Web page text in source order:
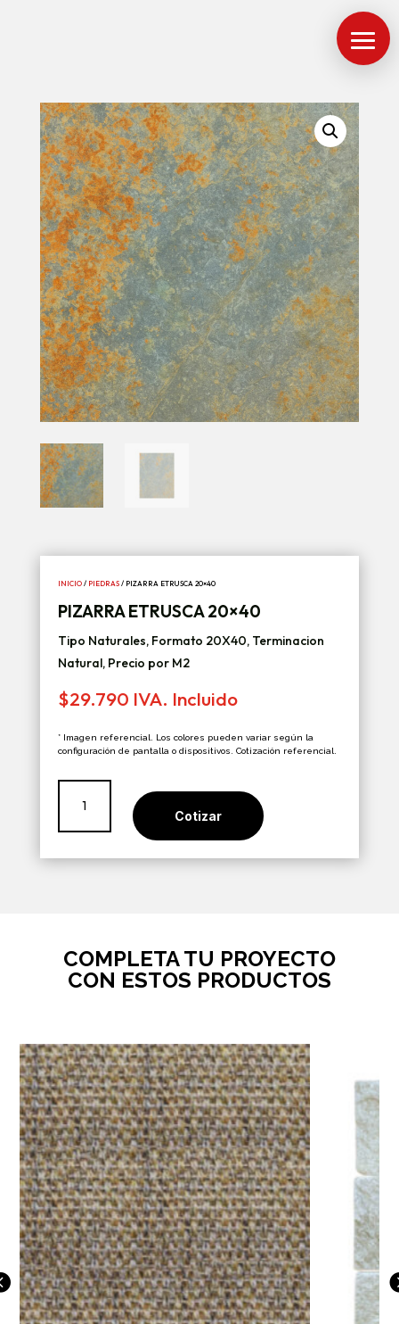
INICIO/ PIEDRAS/ PIZARRA ETRUSCA 20×40
PIZARRA ETRUSCA 20×40
Tipo Naturales, Formato 20X40, Terminacion
Natural, Precio por M2
$29.790 IVA. Incluido
* Imagen referencial. Los colores pueden variar según la
configuración de pantalla o dispositivos. Cotización referencial.
Etrusca
20x40
Cotizar
COMPLETA TU PROYECTO
CON ESTOS PRODUCTOS